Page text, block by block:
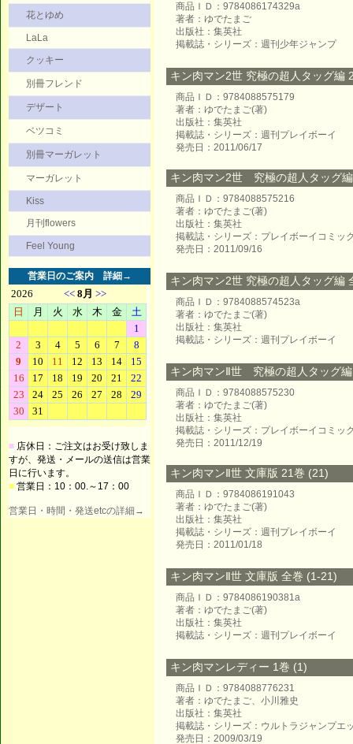
花とゆめ
LaLa
クッキー
別冊フレンド
デザート
ベツコミ
別冊マーガレット
マーガレット
Kiss
月刊flowers
Feel Young
営業日のご案内 詳細→
■ 店休日：ご注文はお受け致しま
すが、発送・メールの送信は営業
日に行います。
■ 営業日：10：00.～17：00
営業日・時間・発送etcの詳細→
商品ＩＤ：9784086174329a
著者：ゆでたまご
出版社：集英社
掲載誌・シリーズ：週刊少年ジャンプ
キン肉マン2世 究極の超人タッグ編
商品ＩＤ：9784088575179
著者：ゆでたまご(著)
出版社：集英社
掲載誌・シリーズ：週刊プレイボーイ
発売日：2011/06/17
キン肉マン2世 究極の超人タッグ
商品ＩＤ：9784088575216
著者：ゆでたまご(著)
出版社：集英社
掲載誌・シリーズ：プレイボーイコミッ
発売日：2011/09/16
キン肉マン2世 究極の超人タッグ編
商品ＩＤ：9784088574523a
著者：ゆでたまご(著)
出版社：集英社
掲載誌・シリーズ：週刊プレイボーイ
キン肉マンⅡ世 究極の超人タッグ
商品ＩＤ：9784088575230
著者：ゆでたまご(著)
出版社：集英社
掲載誌・シリーズ：プレイボーイコミッ
発売日：2011/12/19
キン肉マンⅡ世 文庫版 21巻 (21)
商品ＩＤ：9784086191043
著者：ゆでたまご(著)
出版社：集英社
掲載誌・シリーズ：週刊プレイボーイ
発売日：2011/01/18
キン肉マンⅡ世 文庫版 全巻 (1-21)
商品ＩＤ：9784086190381a
著者：ゆでたまご(著)
出版社：集英社
掲載誌・シリーズ：週刊プレイボーイ
キン肉マンレディー 1巻 (1)
商品ＩＤ：9784088776231
著者：ゆでたまご、小川雅史
出版社：集英社
掲載誌・シリーズ：ウルトラジャンプエ
発売日：2009/03/19